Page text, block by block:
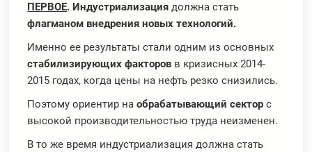
ПЕРВОЕ. Индустриализациядолжна стать
флагманом внедрения новых технологий.
Именно ее результаты стали одним из основных
стабилизирующих факторов в кризисных 2014-
2015 годах, когда цены на нефть резко снизились.
Поэтому ориентир наобрабатывающий сектор с
высокой производительностью труда неизменен.
В то же время индустриализация должна стать